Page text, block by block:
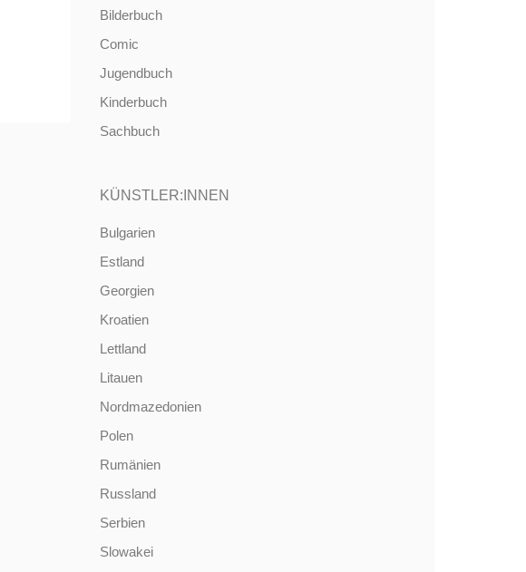
Bilderbuch
Comic
Jugendbuch
Kinderbuch
Sachbuch
KÜNSTLER:INNEN
Bulgarien
Estland
Georgien
Kroatien
Lettland
Litauen
Nordmazedonien
Polen
Rumänien
Russland
Serbien
Slowakei